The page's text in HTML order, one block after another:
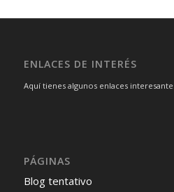
ENLACES DE INTERÉS
Aquí tienes algunos enlaces
PÁGINAS
Blog tentativo